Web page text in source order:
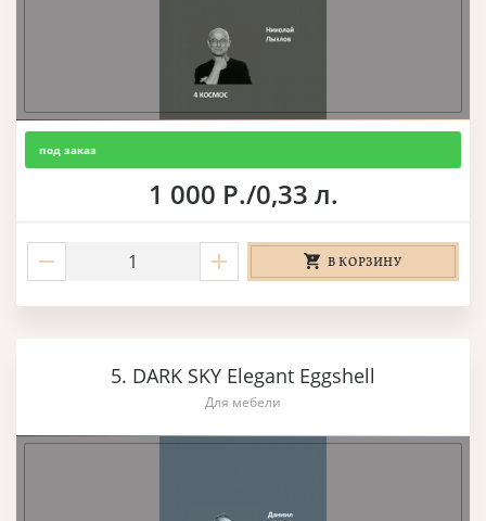
под заказ
1 000 Р./0,33 л.
В КОРЗИНУ
5. DARK SKY Elegant Eggshell
Для мебели